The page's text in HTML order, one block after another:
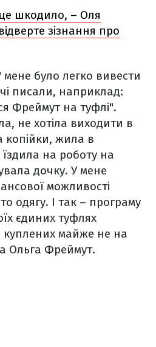
шкодило, – Оля
зізнання про
мене було легко вивести
писали, наприклад:
Фреймут на туфлі".
не хотіла виходити в
копійки, жила в
на роботу на
дочку. У мене
можливості
одягу. І так – програму
єдиних туфлях
куплених майже не на
Ольга Фреймут.